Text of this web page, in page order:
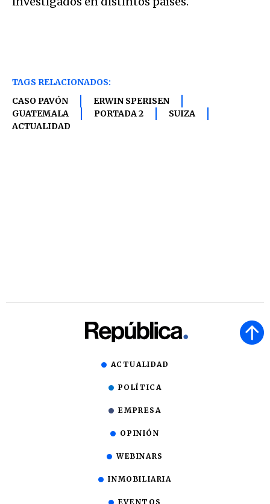
TAGS RELACIONADOS:
CASO PAVÓN
ERWIN SPERISEN
GUATEMALA
PORTADA 2
SUIZA
ACTUALIDAD
ACTUALIDAD
POLÍTICA
EMPRESA
OPINIÓN
WEBINARS
INMOBILIARIA
EVENTOS